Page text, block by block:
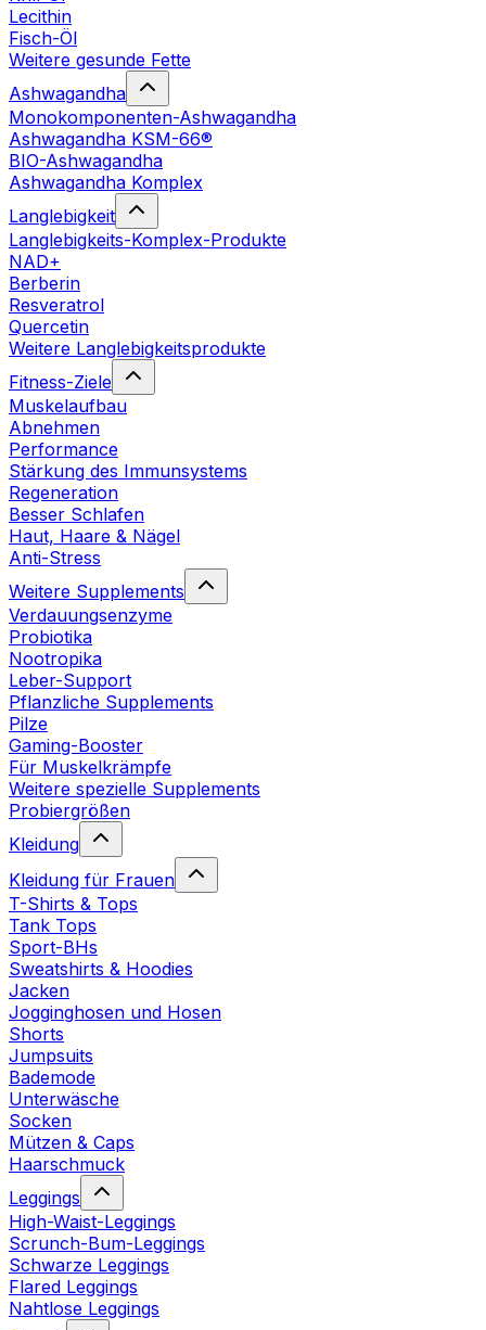
Lecithin
Fisch-Öl
Weitere gesunde Fette
Ashwagandha
Monokomponenten-Ashwagandha
Ashwagandha KSM-66®
BIO-Ashwagandha
Ashwagandha Komplex
Langlebigkeit
Langlebigkeits-Komplex-Produkte
NAD+
Berberin
Resveratrol
Quercetin
Weitere Langlebigkeitsprodukte
Fitness-Ziele
Muskelaufbau
Abnehmen
Performance
Stärkung des Immunsystems
Regeneration
Besser Schlafen
Haut, Haare & Nägel
Anti-Stress
Weitere Supplements
Verdauungsenzyme
Probiotika
Nootropika
Leber-Support
Pflanzliche Supplements
Pilze
Gaming-Booster
Für Muskelkrämpfe
Weitere spezielle Supplements
Probiergrößen
Kleidung
Kleidung für Frauen
T-Shirts & Tops
Tank Tops
Sport-BHs
Sweatshirts & Hoodies
Jacken
Jogginghosen und Hosen
Shorts
Jumpsuits
Bademode
Unterwäsche
Socken
Mützen & Caps
Haarschmuck
Leggings
High-Waist-Leggings
Scrunch-Bum-Leggings
Schwarze Leggings
Flared Leggings
Nahtlose Leggings